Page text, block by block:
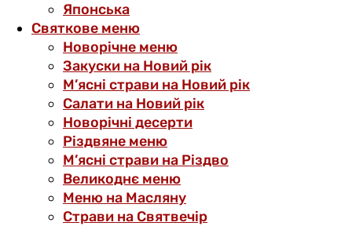
Японська
Святкове меню
Новорічне меню
Закуски на Новий рік
М’ясні страви на Новий рік
Салати на Новий рік
Новорічні десерти
Різдвяне меню
М’ясні страви на Різдво
Великоднє меню
Меню на Масляну
Страви на Святвечір